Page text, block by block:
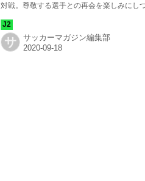
対戦。尊敬する選手との再会を楽しみにし
サ サッカーマガジン編集部